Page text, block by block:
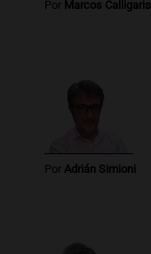
Privada.
la ley de
el Senado.
Viva la Radio
Episodios
Luis
Informados al
Por Marcos Calligaris
Por Adrián Simioni